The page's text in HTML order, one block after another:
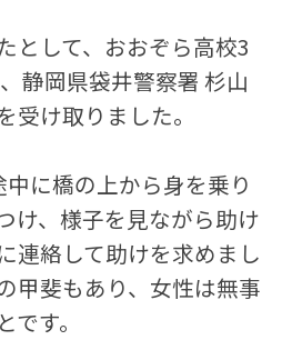
として、おおぞら高校3
静岡県袋井警察署 杉山
受け取りました。
に橋の上から身を乗り
け、様子を見ながら助け
連絡して助けを求めまし
甲斐もあり、女性は無事
す。